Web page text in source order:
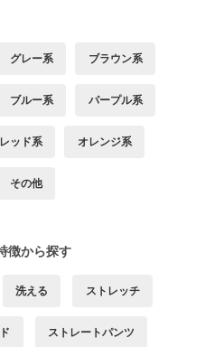
グレー系 ブラウン系
ブルー系 パープル系
レッド系 オレンジ系
その他
徴から探す
洗える ストレッチ
ストレートパンツ